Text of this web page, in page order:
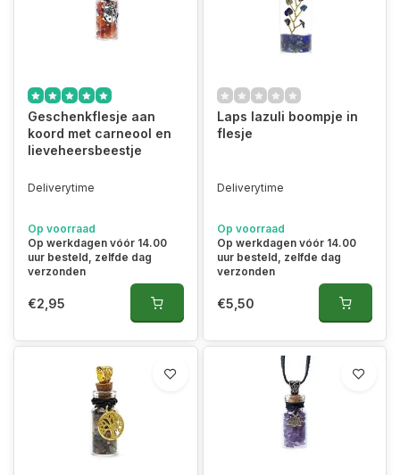
Geschenkflesje aan
koord met carneool en
lieveheersbeestje
Deliverytime
Op voorraad
Op werkdagen vóór 14.00
uur besteld, zelfde dag
verzonden
€2,95
Laps lazuli boompje in
flesje
Deliverytime
Op voorraad
Op werkdagen vóór 14.00
uur besteld, zelfde dag
verzonden
€5,50